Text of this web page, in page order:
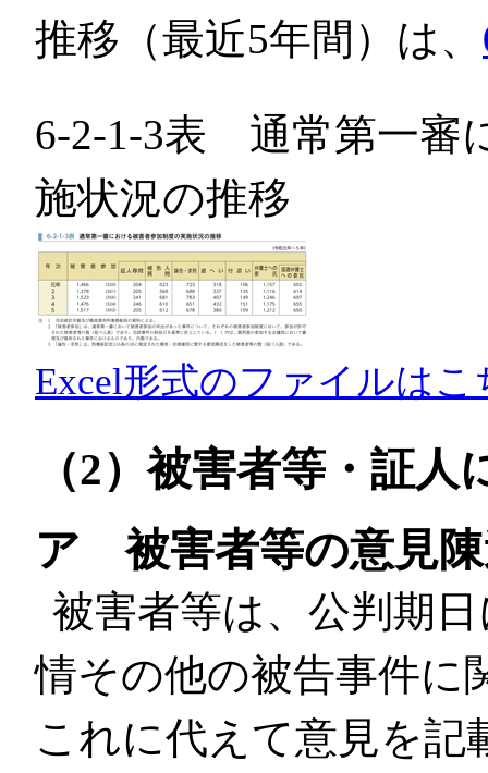
推移（最近5年間）は、
6-2-1-3表 通常第一審
施状況の推移
Excel形式のファイルはこ
（2）被害者等・証
ア 被害者等の意見
被害者等は、公判期
情その他の被告事件に
これに代えて意見を記